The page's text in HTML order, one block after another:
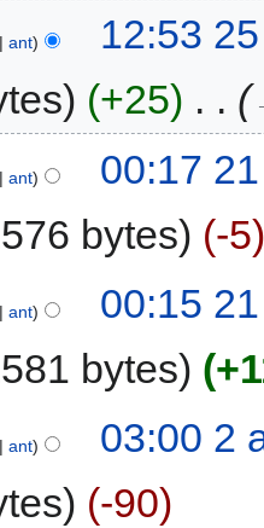
ant
12:53
+25
ant
00:17
bytes
-5
ant
00:15
bytes
ant
03:00 2
-90